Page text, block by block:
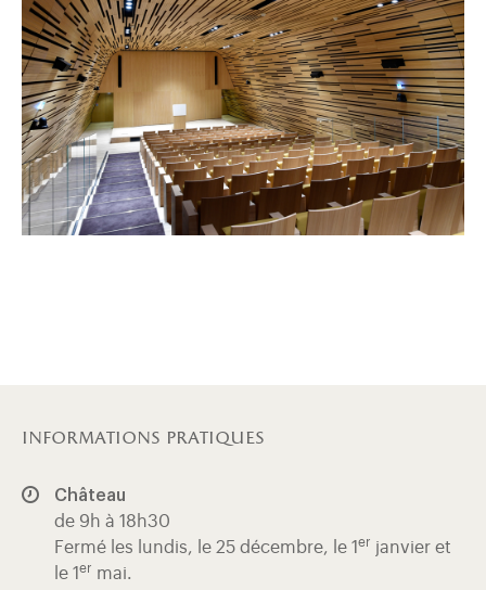
informations pratiques
Château
de 9h à 18h30
Fermé les lundis, le 25 décembre, le 1 er janvier et
le 1 er mai.